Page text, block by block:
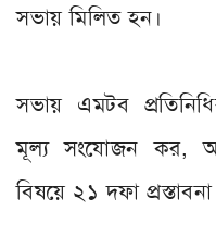
সভায় মিলিত হন।
সভায় এমটব
মূল্য সংযোজন কর,
বিষয়ে ২১ দফা